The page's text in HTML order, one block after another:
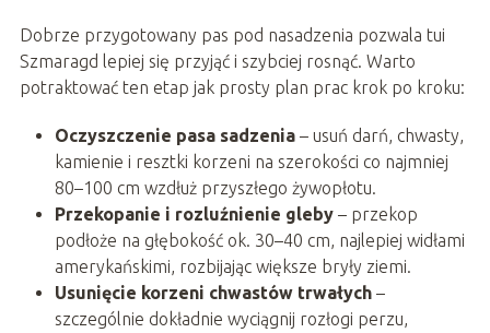
Dobrze przygotowany pas pod nasadzenia pozwala tui
Szmaragd lepiej się przyjąć i szybciej rosnąć. Warto
potraktować ten etap jak prosty plan prac krok po kroku:
Oczyszczenie pasa sadzenia– usuń darń, chwasty,
kamienie i resztki korzeni na szerokości co najmniej
80–100 cm wzdłuż przyszłego żywopłotu.
Przekopanie i rozluźnienie gleby– przekop
podłoże na głębokość ok. 30–40 cm, najlepiej widłami
amerykańskimi, rozbijając większe bryły ziemi.
Usunięcie korzeni chwastów trwałych–
szczególnie dokładnie wyciągnij rozłogi perzu,